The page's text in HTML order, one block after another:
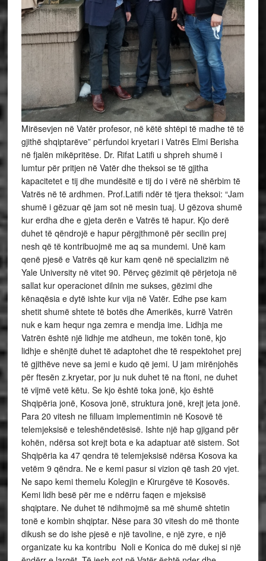
Mirësevjen në Vatër profesor, në këtë shtëpi të madhe të të
gjithë shqiptarëve” përfundoi kryetari i Vatrës Elmi Berisha
në fjalën mikëpritëse. Dr. Rifat Latifi u shpreh shumë i
lumtur për pritjen në Vatër dhe theksoi se të gjitha
kapacitetet e tij dhe mundësitë e tij do i vërë në shërbim të
Vatrës në të ardhmen. Prof.Latifi ndër të tjera theksoi: “Jam
shumë i gëzuar që jam sot në mesin tuaj. U gëzova shumë
kur erdha dhe e gjeta derën e Vatrës të hapur. Kjo derë
duhet të qëndrojë e hapur përgjthmonë për secilin prej
nesh që të kontribuojmë me aq sa mundemi. Unë kam
qenë pjesë e Vatrës që kur kam qenë në specializim në
Yale University në vitet 90. Përveç gëzimit që përjetoja në
sallat kur operacionet dilnin me sukses, gëzimi dhe
kënaqësia e dytë ishte kur vija në Vatër. Edhe pse kam
shetit shumë shtete të botës dhe Amerikës, kurrë Vatrën
nuk e kam hequr nga zemra e mendja ime. Lidhja me
Vatrën është një lidhje me atdheun, me tokën tonë, kjo
lidhje e shënjtë duhet të adaptohet dhe të respektohet prej
të gjithëve neve sa jemi e kudo që jemi. U jam mirënjohës
për ftesën z.kryetar, por ju nuk duhet të na ftoni, ne duhet
të vijmë vetë këtu. Se kjo është toka jonë, kjo është
Shqipëria jonë, Kosova jonë, struktura jonë, krejt jeta jonë.
Para 20 vitesh ne filluam implementimin në Kosovë të
telemjeksisë e teleshëndetësisë. Ishte një hap gjigand për
kohën, ndërsa sot krejt bota e ka adaptuar atë sistem. Sot
Shqipëria ka 47 qendra të telemjeksisë ndërsa Kosova ka
vetëm 9 qëndra. Ne e kemi pasur si vizion që tash 20 vjet.
Ne sapo kemi themelu Kolegjin e Kirurgëve të Kosovës.
Kemi lidh besë për me e ndërru faqen e mjeksisë
shqiptare. Ne duhet të ndihmojmë sa më shumë shtetin
tonë e kombin shqiptar. Nëse para 30 vitesh do më thonte
dikush se do ishe pjesë e një tavoline, e një zyre, e një
organizate ku ka kontribu Noli e Konica do më dukej si një